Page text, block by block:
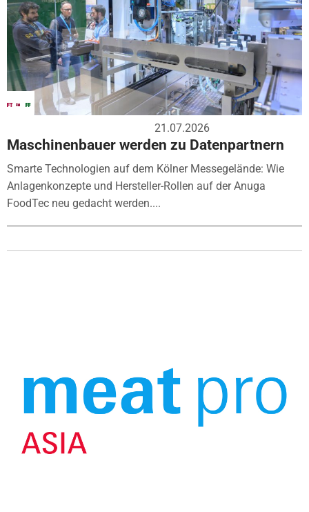
21.07.2026
Maschinenbauer werden zu Datenpartnern
Smarte Technologien auf dem Kölner Messegelände: Wie
Anlagenkonzepte und Hersteller-Rollen auf der Anuga
FoodTec neu gedacht werden....